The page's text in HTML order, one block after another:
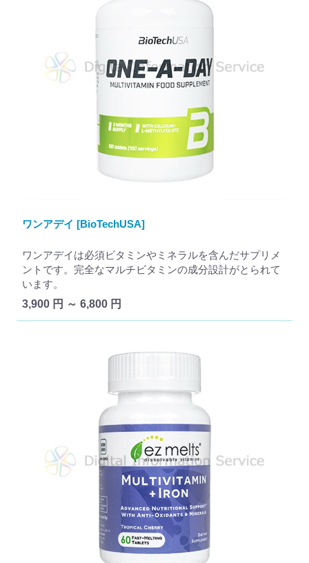
ワンアデイ [BioTechUSA]
ワンアデイは必須ビタミンやミネラルを含んだサプリメ
ントです。完全なマルチビタミンの成分設計がとられて
います。
3,900 円 ～ 6,800 円